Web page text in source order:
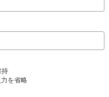
持
を省略